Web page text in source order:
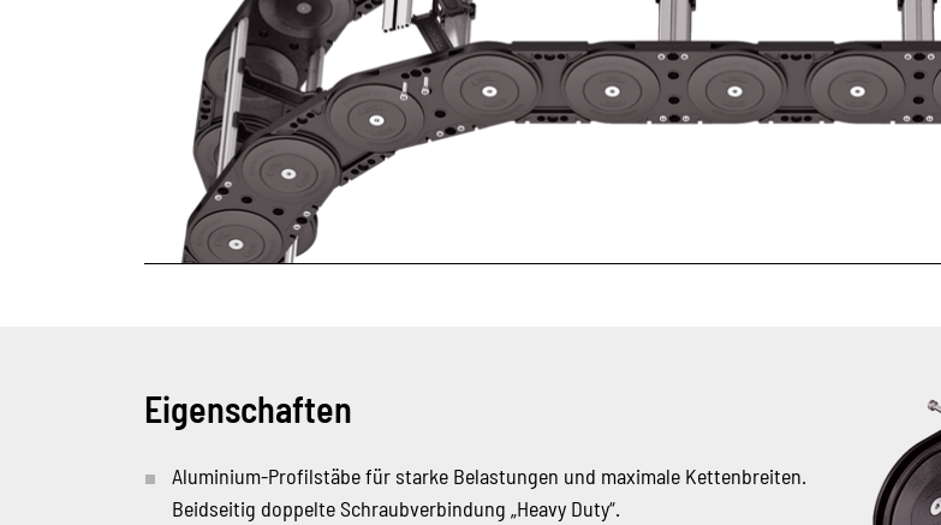
Eigenschaften
Aluminium-Profilstäbe für starke Belastungen und maximale Kettenbreiten.
Beidseitig doppelte Schraubverbindung „Heavy Duty“.